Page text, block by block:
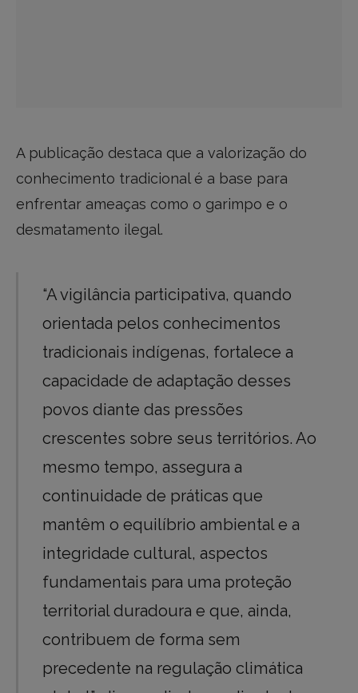
A publicação destaca que a valorização do
conhecimento tradicional é a base para
enfrentar ameaças como o garimpo e o
desmatamento ilegal.
“A vigilância participativa, quando
orientada pelos conhecimentos
tradicionais indígenas, fortalece a
capacidade de adaptação desses
povos diante das pressões
crescentes sobre seus territórios. Ao
mesmo tempo, assegura a
continuidade de práticas que
mantêm o equilíbrio ambiental e a
integridade cultural, aspectos
fundamentais para uma proteção
territorial duradoura e que, ainda,
contribuem de forma sem
precedente na regulação climática